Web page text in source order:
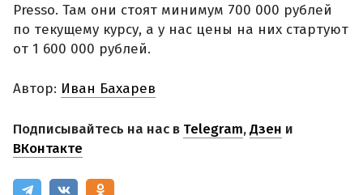
Presso. Там они стоят минимум 700 000 рублей
по текущему курсу, а у нас цены на них стартуют
от 1 600 000 рублей.
Автор: Иван Бахарев
Подписывайтесь на нас в Telegram,Дзен и
ВКонтакте